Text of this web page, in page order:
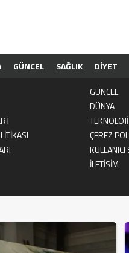
GÜNCEL SAĞLIK DİYET
TOPLULUK KURALLARI
GÜNCEL
DÜNYA
TEKNOLOJİ
ÇEREZ
KULLANICI
İLETİSİM